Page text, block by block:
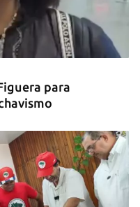
junto a Chucho
para